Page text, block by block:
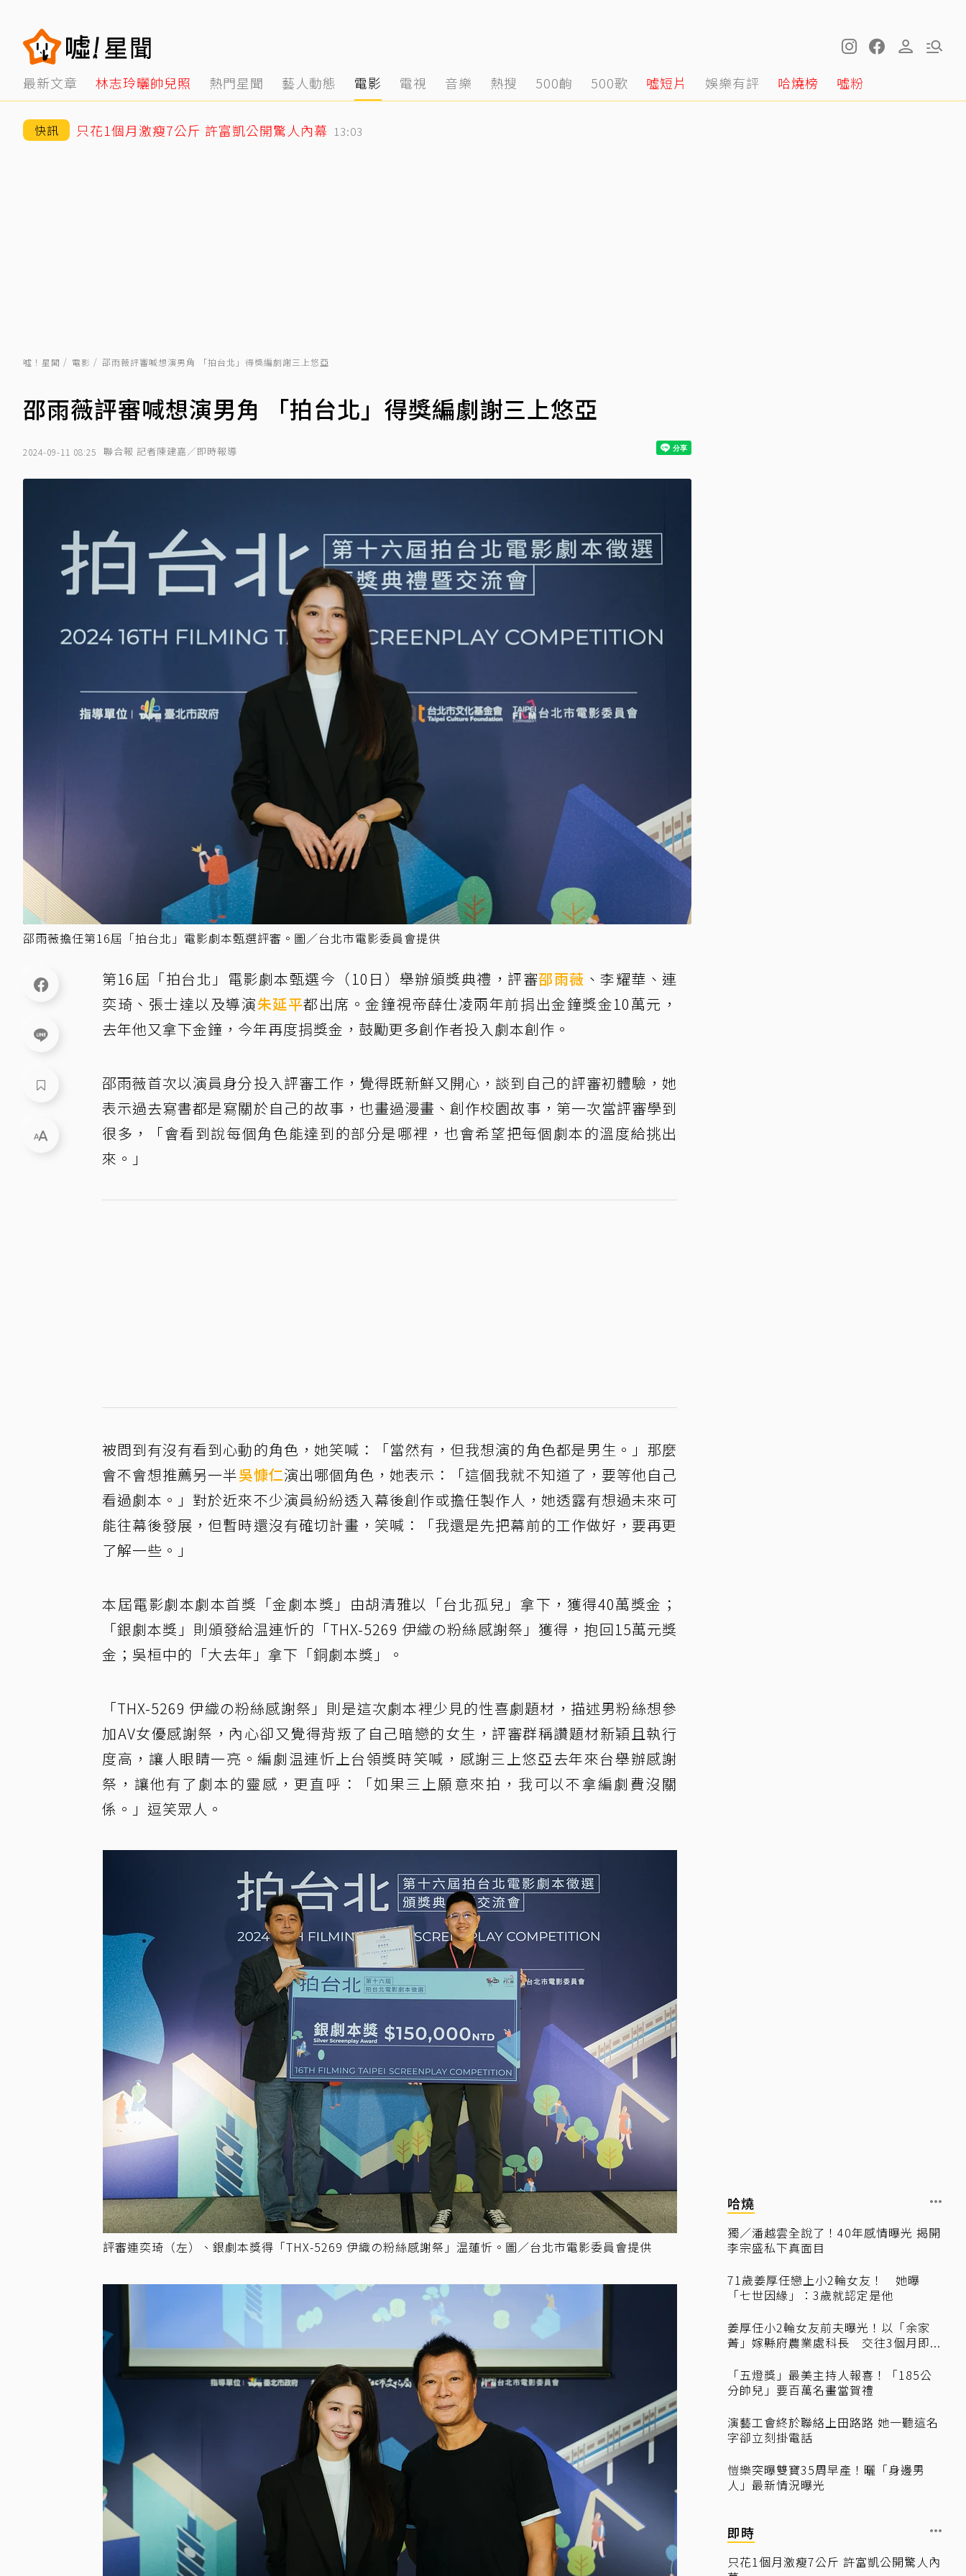
最新文章 林志玲曬帥兒照 熱門星聞 藝人動態 電影 電視 音樂 熱搜 500齣 500歌 噓短片 娛樂有評 哈燒榜 噓粉
快訊 只花1個月激瘦7公斤 許富凱公開驚人內幕 13:03
噓！星聞 電影 邵雨薇評審喊想演男角 「拍台北」得獎編劇謝三上悠亞
邵雨薇評審喊想演男角 「拍台北」得獎編劇謝三上悠亞
2024-09-11 08:25 聯合報 記者陳建嘉／即時報導
邵雨薇擔任第16屆「拍台北」電影劇本甄選評審。圖／台北市電影委員會提供
第16屆「拍台北」電影劇本甄選今（10日）舉辦頒獎典禮，評審邵雨薇 、李耀華、連
奕琦、張士達以及導演朱延平都出席。金鐘視帝薛仕凌兩年前捐出金鐘獎金10萬元，
去年他又拿下金鐘，今年再度捐獎金，鼓勵更多創作者投入劇本創作。
邵雨薇首次以演員身分投入評審工作，覺得既新鮮又開心，談到自己的評審初體驗，她
表示過去寫書都是寫關於自己的故事，也畫過漫畫、創作校園故事，第一次當評審學到
很多，「會看到說每個角色能達到的部分是哪裡，也會希望把每個劇本的溫度給挑出
來。」
被問到有沒有看到心動的角色，她笑喊：「當然有，但我想演的角色都是男生。」那麼
會不會想推薦另一半吳慷仁演出哪個角色，她表示：「這個我就不知道了，要等他自己
看過劇本。」對於近來不少演員紛紛透入幕後創作或擔任製作人，她透露有想過未來可
能往幕後發展，但暫時還沒有確切計畫，笑喊：「我還是先把幕前的工作做好，要再更
了解一些。」
本屆電影劇本劇本首獎「金劇本獎」由胡清雅以「台北孤兒」拿下，獲得40萬獎金；
「銀劇本獎」則頒發給温連忻的「THX-5269 伊織の粉絲感謝祭」獲得，抱回15萬元獎
金；吳桓中的「大去年」拿下「銅劇本獎」。
「THX-5269 伊織の粉絲感謝祭」則是這次劇本裡少見的性喜劇題材，描述男粉絲想參
加AV女優感謝祭，內心卻又覺得背叛了自己暗戀的女生，評審群稱讚題材新穎且執行
度高，讓人眼睛一亮。編劇温連忻上台領獎時笑喊，感謝三上悠亞去年來台舉辦感謝
祭，讓他有了劇本的靈感，更直呼：「如果三上願意來拍，我可以不拿編劇費沒關
係。」逗笑眾人。
評審連奕琦（左）、銀劇本獎得「THX-5269 伊織の粉絲感謝祭」温蓮忻。圖／台北市電影委員會提供
哈燒
獨／潘越雲全說了！40年感情曝光 揭開
李宗盛私下真面目
71歲姜厚任戀上小2輪女友！ 她曝
「七世因緣」：3歲就認定是他
姜厚任小2輪女友前夫曝光！以「余家
菁」嫁縣府農業處科長 交往3個月即...
「五燈獎」最美主持人報喜！「185公
分帥兒」要百萬名畫當賀禮
演藝工會終於聯絡上田路路 她一聽這名
字卻立刻掛電話
愷樂突曝雙寶35周早產！曬「身邊男
人」最新情況曝光
即時
只花1個月激瘦7公斤 許富凱公開驚人內